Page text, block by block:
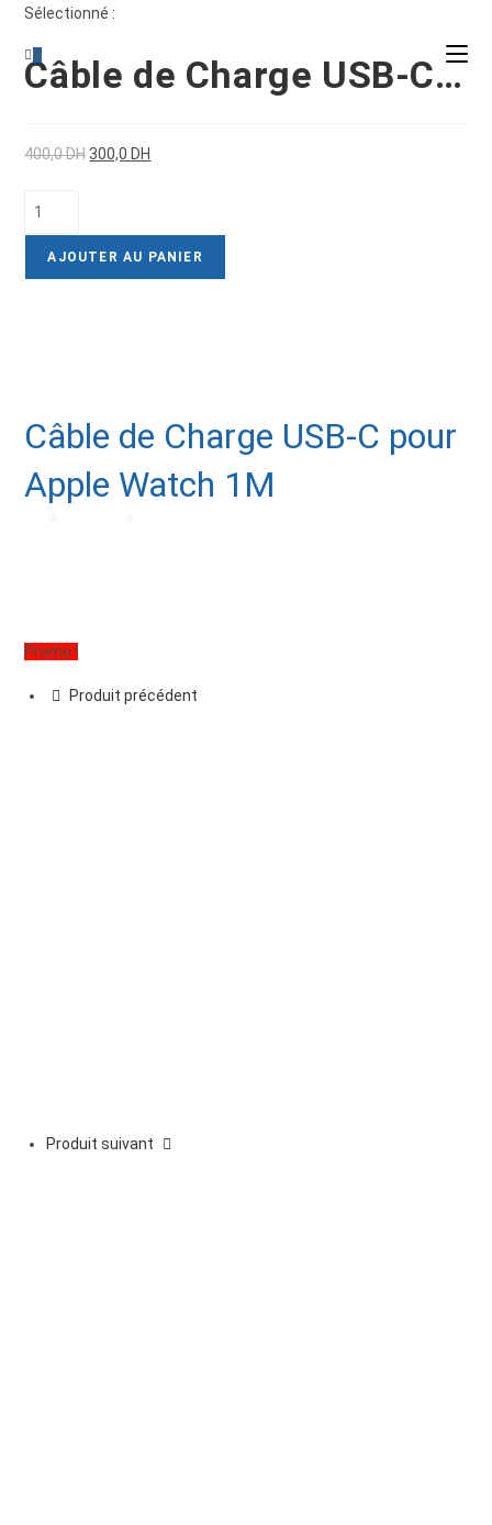
0
Sélectionné :
Câble de Charge USB-C…
400,0DH 300,0 DH
AJOUTER AU PANIER
Câble de Charge USB-C pour
Apple Watch 1M
Promo !
Produit précédent
Produit suivant